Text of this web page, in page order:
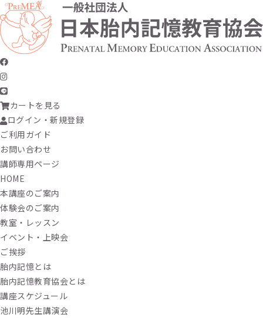
カートを見る
ログイン・新規登録
ご利用ガイド
お問い合わせ
講師専用ページ
HOME
本講座のご案内
体験会のご案内
教室・レッスン
イベント・上映会
ご挨拶
胎内記憶とは
胎内記憶教育協会とは
講座スケジュール
池川明先生講演会